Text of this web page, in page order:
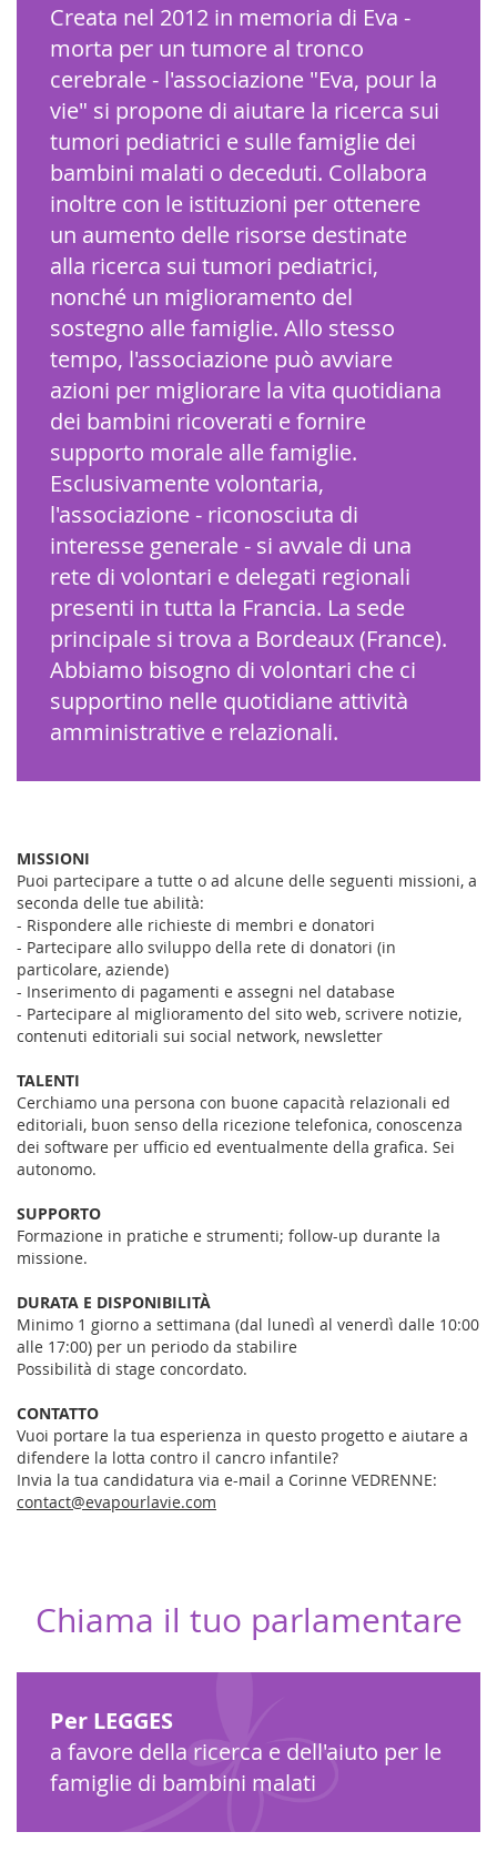
Creata nel 2012 in memoria di Eva -
morta per un tumore al tronco
cerebrale - l'associazione "Eva, pour la
vie" si propone di aiutare la ricerca sui
tumori pediatrici e sulle famiglie dei
bambini malati o deceduti. Collabora
inoltre con le istituzioni per ottenere
un aumento delle risorse destinate
alla ricerca sui tumori pediatrici,
nonché un miglioramento del
sostegno alle famiglie. Allo stesso
tempo, l'associazione può avviare
azioni per migliorare la vita quotidiana
dei bambini ricoverati e fornire
supporto morale alle famiglie.
Esclusivamente volontaria,
l'associazione - riconosciuta di
interesse generale - si avvale di una
rete di volontari e delegati regionali
presenti in tutta la Francia. La sede
principale si trova a Bordeaux (France).
Abbiamo bisogno di volontari che ci
supportino nelle quotidiane attività
amministrative e relazionali.
MISSIONI
Puoi partecipare a tutte o ad alcune delle seguenti missioni, a
seconda delle tue abilità:
- Rispondere alle richieste di membri e donatori
- Partecipare allo sviluppo della rete di donatori (in
particolare, aziende)
- Inserimento di pagamenti e assegni nel database
- Partecipare al miglioramento del sito web, scrivere notizie,
contenuti editoriali sui social network, newsletter
TALENTI
Cerchiamo una persona con buone capacità relazionali ed
editoriali, buon senso della ricezione telefonica, conoscenza
dei software per ufficio ed eventualmente della grafica. Sei
autonomo.
SUPPORTO
Formazione in pratiche e strumenti; follow-up durante la
missione.
DURATA E DISPONIBILITÀ
Minimo 1 giorno a settimana (dal lunedì al venerdì dalle 10:00
alle 17:00) per un periodo da stabilire
Possibilità di stage concordato.
CONTATTO
Vuoi portare la tua esperienza in questo progetto e aiutare a
difendere la lotta contro il cancro infantile?
Invia la tua candidatura via e-mail a Corinne VEDRENNE:
contact@evapourlavie.com
Chiama il tuo parlamentare
Per LEGGES
a favore della ricerca e dell'aiuto per le
famiglie di bambini malati